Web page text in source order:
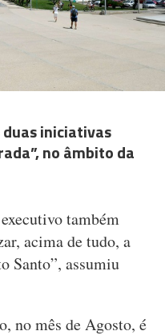
iniciativas
no âmbito da
também
acima de tudo, a
Santo”, assumiu
no mês de Agosto, é